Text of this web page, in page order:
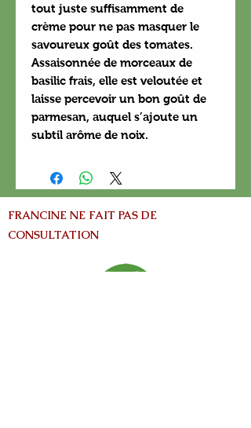
tout juste suffisamment de
crème pour ne pas masquer le
savoureux goût des tomates.
Assaisonnée de morceaux de
basilic frais, elle est veloutée et
laisse percevoir un bon goût de
parmesan, auquel s’ajoute un
subtil arôme de noix.
FRANCINE NE FAIT PAS DE
CONSULTATION